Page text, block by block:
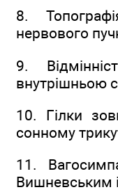
8.
нервового
9.
внутрішньою
10. Гілки
сонному
11.
Вишневським